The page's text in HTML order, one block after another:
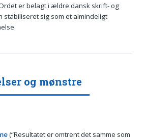
er belagt i ældre dansk skrift- og
stabiliseret sig som et almindeligt
og mønstre
(“Resultatet er omtrent det samme som